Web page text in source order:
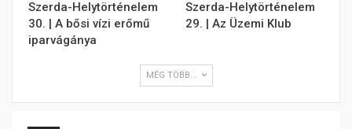
Szerda-Helytörténelem
30. | A bősi vízi erőmű
iparvágánya
Szerda-Helytörténelem
29. | Az Üzemi Klub
MÉG TÖBB...